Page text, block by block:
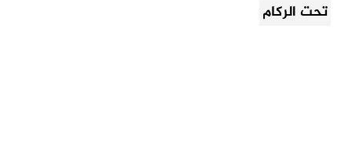
تحت الركام